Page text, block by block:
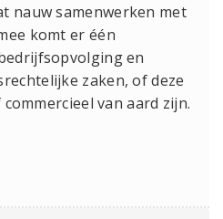
nauw samenwerken met
komt er één
en
zaken, of deze
van aard zijn.